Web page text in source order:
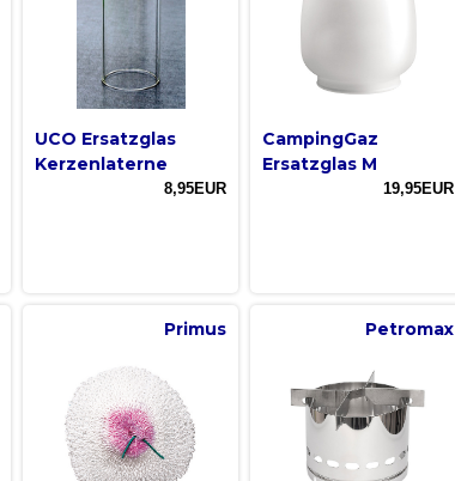
UCO Ersatzglas
Kerzenlaterne
8,95EUR
CampingGaz
Ersatzglas M
19,95EUR
Primus Petromax